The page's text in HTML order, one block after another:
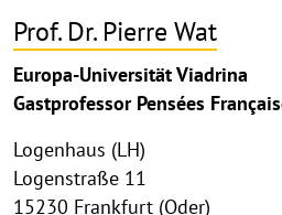
Prof. Dr. Pierre Wat
Europa-Universität Viadrina
Gastprofessor Pensées
Logenhaus (LH)
Logenstraße 11
15230 Frankfurt (Oder)